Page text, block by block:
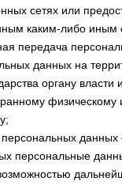
сетях или
каким-либо иным
передача
данных на
органу власти
данных
персональные